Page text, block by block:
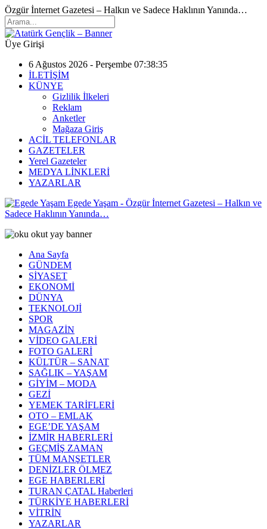
Özgür İnternet Gazetesi – Halkın ve Sadece Haklının Yanında…
Üye Girişi
6 Ağustos 2026 - Perşembe 07:38:35
İLETİŞİM
KÜNYE
Gizlilik İlkeleri
Reklam
Anketler
Mağaza Giriş
ACİL TELEFONLAR
GAZETELER
Yerel Gazeteler
MEDYA LİNKLERİ
YAZARLAR
Egede Yaşam - Özgür İnternet Gazetesi – Halkın ve
Sadece Haklının Yanında…
Ana Sayfa
GÜNDEM
SİYASET
EKONOMİ
DÜNYA
TEKNOLOJİ
SPOR
MAGAZİN
VİDEO GALERİ
FOTO GALERİ
KÜLTÜR – SANAT
SAĞLIK – YAŞAM
GİYİM – MODA
GEZİ
YEMEK TARİFLERİ
OTO – EMLAK
EGE’DE YAŞAM
İZMİR HABERLERİ
GEÇMİŞ ZAMAN
TÜM MANŞETLER
DENİZLER ÖLMEZ
EGE HABERLERİ
TURAN ÇATAL Haberleri
TÜRKİYE HABERLERİ
VİTRİN
YAZARLAR